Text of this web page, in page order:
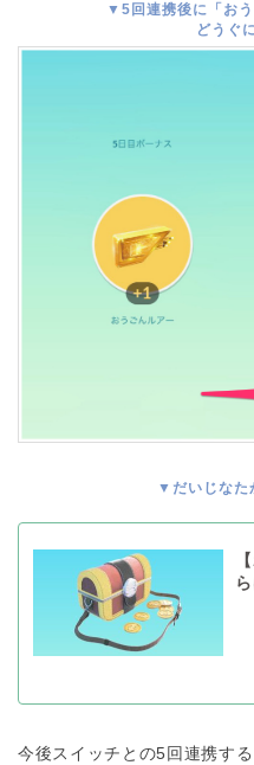
▼5回連携後に「お
どうぐ
▼だいじなた
今後スイッチとの5回連携す